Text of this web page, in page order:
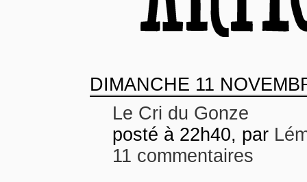
DIMANCHE 11
Le Cri du Gonze
posté à 22h40, par
11 commentaires